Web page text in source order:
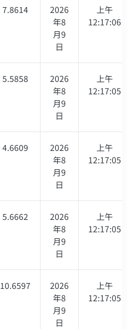
7.8614
2026
年8
月9
日
上午
12:17:06
5.5858
2026
年8
月9
日
上午
12:17:05
4.6609
2026
年8
月9
日
上午
12:17:05
5.6662
2026
年8
月9
日
上午
12:17:05
10.6597
2026
年8
月9
日
上午
12:17:05